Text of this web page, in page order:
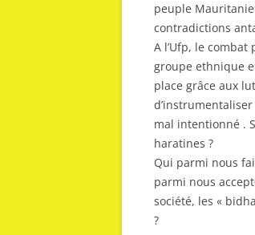
peuple
contradictions
A l’Ufp, le
groupe ethnique
place grâce aux
mal intentionné .
haratines ?
Qui parmi nous
parmi nous
société, les «
?